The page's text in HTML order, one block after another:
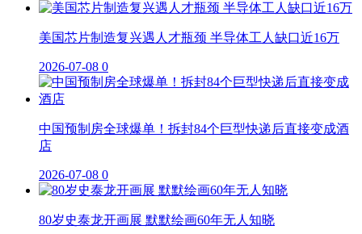
美国芯片制造复兴遇人才瓶颈 半导体工人缺口近16万
2026-07-08 0
中国预制房全球爆单！拆封84个巨型快递后直接变成酒
店
2026-07-08 0
80岁史泰龙开画展 默默绘画60年无人知晓